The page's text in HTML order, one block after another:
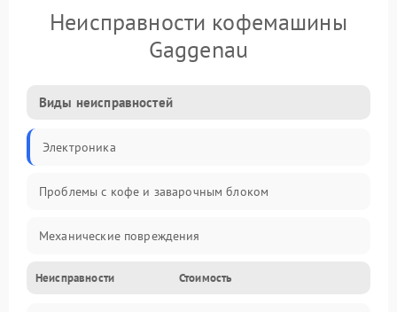
Неисправности кофемашины
Gaggenau
Виды неисправностей
Электроника
Проблемы с кофе и заварочным блоком
Механические повреждения
Прочие неисправности
Неисправности Стоимость